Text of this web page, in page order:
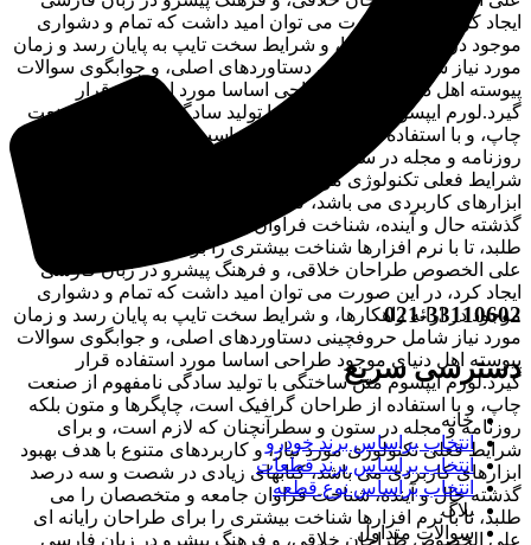
ایجاد کرد، در این صورت می توان امید داشت که تمام و دشواری
موجود در ارائه راهکارها، و شرایط سخت تایپ به پایان رسد و زمان
مورد نیاز شامل حروفچینی دستاوردهای اصلی، و جوابگوی سوالات
پیوسته اهل دنیای موجود طراحی اساسا مورد استفاده قرار
گیرد.لورم ایپسوم متن ساختگی با تولید سادگی نامفهوم از صنعت
چاپ، و با استفاده از طراحان گرافیک است، چاپگرها و متون بلکه
روزنامه و مجله در ستون و سطرآنچنان که لازم است، و برای
شرایط فعلی تکنولوژی مورد نیاز، و کاربردهای متنوع با هدف بهبود
ابزارهای کاربردی می باشد، کتابهای زیادی در شصت و سه درصد
گذشته حال و آینده، شناخت فراوان جامعه و متخصصان را می
طلبد، تا با نرم افزارها شناخت بیشتری را برای طراحان رایانه ای
علی الخصوص طراحان خلاقی، و فرهنگ پیشرو در زبان فارسی
ایجاد کرد، در این صورت می توان امید داشت که تمام و دشواری
موجود در ارائه راهکارها، و شرایط سخت تایپ به پایان رسد و زمان
مورد نیاز شامل حروفچینی دستاوردهای اصلی، و جوابگوی سوالات
پیوسته اهل دنیای موجود طراحی اساسا مورد استفاده قرار
گیرد.لورم ایپسوم متن ساختگی با تولید سادگی نامفهوم از صنعت
چاپ، و با استفاده از طراحان گرافیک است، چاپگرها و متون بلکه
روزنامه و مجله در ستون و سطرآنچنان که لازم است، و برای
شرایط فعلی تکنولوژی مورد نیاز، و کاربردهای متنوع با هدف بهبود
ابزارهای کاربردی می باشد، کتابهای زیادی در شصت و سه درصد
گذشته حال و آینده، شناخت فراوان جامعه و متخصصان را می
طلبد، تا با نرم افزارها شناخت بیشتری را برای طراحان رایانه ای
علی الخصوص طراحان خلاقی، و فرهنگ پیشرو در زبان فارسی
021-33110602
دسترسی سریع
خانه
انتخاب براساس برند خودرو
انتخاب براساس برند قطعات
انتخاب براساس نوع قطعه
بلاگ
سوالات متداول